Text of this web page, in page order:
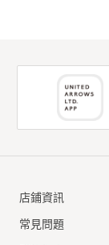
店鋪資訊
常見問題